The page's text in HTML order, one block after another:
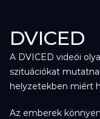
DVICED
A DVICED videói
szituációkat
helyzetekben miért
Az emberek